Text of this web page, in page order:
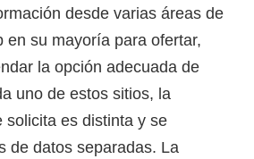
desde varias áreas de
en su mayoría para ofertar,
la opción adecuada de
uno de estos sitios, la
solicita es distinta y se
de datos separadas. La